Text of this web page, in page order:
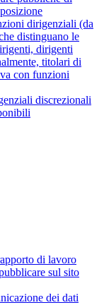
dirigenziali (da
distinguano le
dirigenti
titolari di
con funzioni
discrezionali
di lavoro
sul sito
dei dati